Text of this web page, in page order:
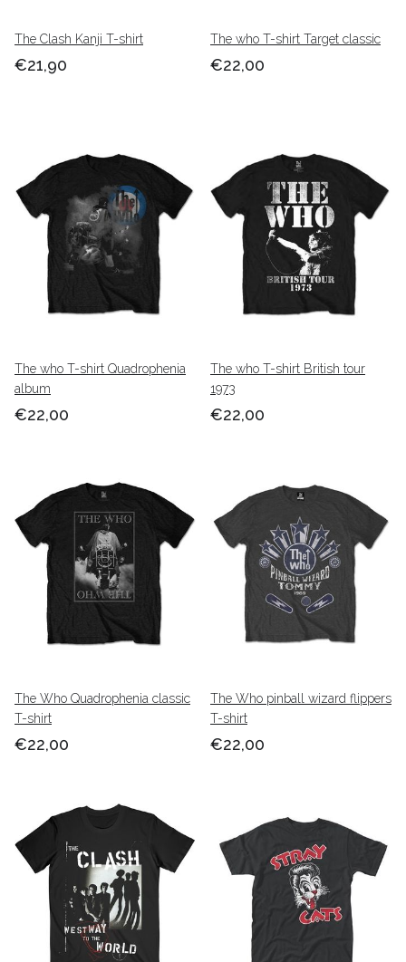
The Clash Kanji T-shirt
€21,90
The who T-shirt Target classic
€22,00
The who T-shirt Quadrophenia
album
€22,00
The who T-shirt British tour
1973
€22,00
The Who Quadrophenia classic
T-shirt
€22,00
The Who pinball wizard flippers
T-shirt
€22,00